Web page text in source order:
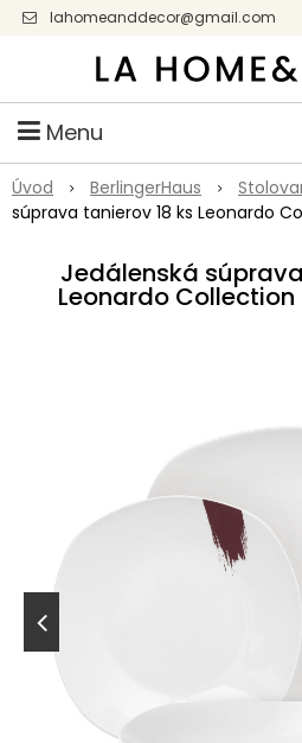
lahomeanddecor@gmail.com
Facebook
Menu
Úvod BerlingerHaus
súprava tanierov 18 ks Leonardo
Jedálenská
Leonardo